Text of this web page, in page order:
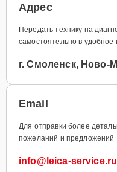
Адрес
Передать технику на
самостоятельно в удобное
г. Смоленск, Ново-
Email
Для отправки более
пожеланий и предложений
info@leica-service.ru